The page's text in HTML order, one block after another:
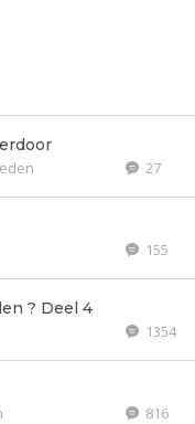
27
155
? Deel 4
1354
816